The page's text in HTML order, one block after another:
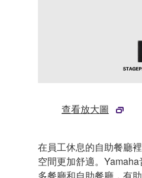
查看放大圖
在員工休息的自助餐廳
空間更加舒適。
多餐廳和自助餐廳，有